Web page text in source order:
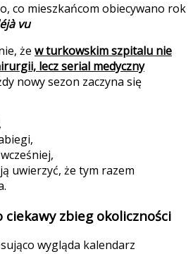
co mieszkańcom obiecywano rok
vu
że w turkowskim szpitalu nie
lecz serial medyczny
nowy sezon zaczyna się
uwierzyć, że tym razem
ciekawy zbieg okoliczności
wygląda kalendarz